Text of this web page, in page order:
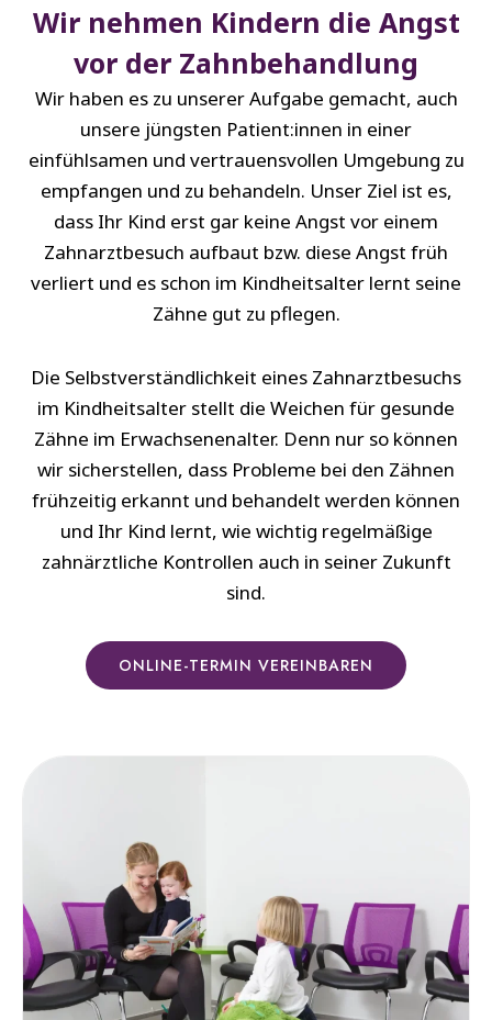
Wir nehmen Kindern die Angst
vor der Zahnbehandlung
Wir haben es zu unserer Aufgabe gemacht, auch
unsere jüngsten Patient:innen in einer
einfühlsamen und vertrauensvollen Umgebung zu
empfangen und zu behandeln. Unser Ziel ist es,
dass Ihr Kind erst gar keine Angst vor einem
Zahnarztbesuch aufbaut bzw. diese Angst früh
verliert und es schon im Kindheitsalter lernt seine
Zähne gut zu pflegen.
Die Selbstverständlichkeit eines Zahnarztbesuchs
im Kindheitsalter stellt die Weichen für gesunde
Zähne im Erwachsenenalter. Denn nur so können
wir sicherstellen, dass Probleme bei den Zähnen
frühzeitig erkannt und behandelt werden können
und Ihr Kind lernt, wie wichtig regelmäßige
zahnärztliche Kontrollen auch in seiner Zukunft
sind.
ONLINE-TERMIN VEREINBAREN